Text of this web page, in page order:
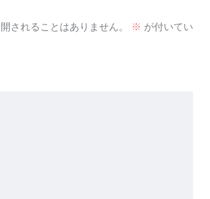
されることはありません。 ※ が付いてい